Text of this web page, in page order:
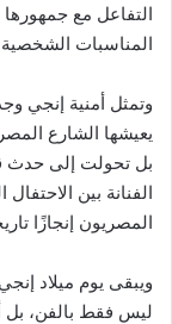
التفاعل مع
المناسبات الشخصية
وتمثل أمنية إنجي
يعيشها الشارع
بل تحولت إلى حدث
الفنانة بين
المصريون إنجازًا
ويبقى يوم ميلاد
ليس فقط بالفن، بل